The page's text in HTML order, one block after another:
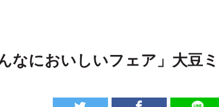
なにおいしいフェア」大豆ミ